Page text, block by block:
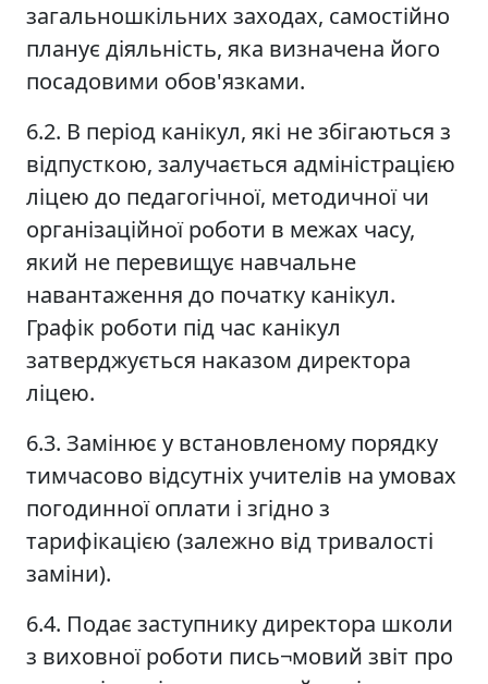
загальношкільних заходах, самостійно
планує діяльність, яка визначена його
посадовими обов'язками.
6.2. В період канікул, які не збігаються з
відпусткою, залучається адміністрацією
ліцею до педагогічної, методичної чи
організаційної роботи в межах часу,
який не перевищує навчальне
навантаження до початку канікул.
Графік роботи під час канікул
затверджується наказом директора
ліцею.
6.3. Замінює у встановленому порядку
тимчасово відсутніх учителів на умовах
погодинної оплати і згідно з
тарифікацією (залежно від тривалості
заміни).
6.4. Подає заступнику директора школи
з виховної роботи пись¬мовий звіт про